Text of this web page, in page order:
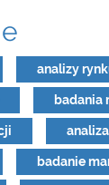
analizy
badania
badanie